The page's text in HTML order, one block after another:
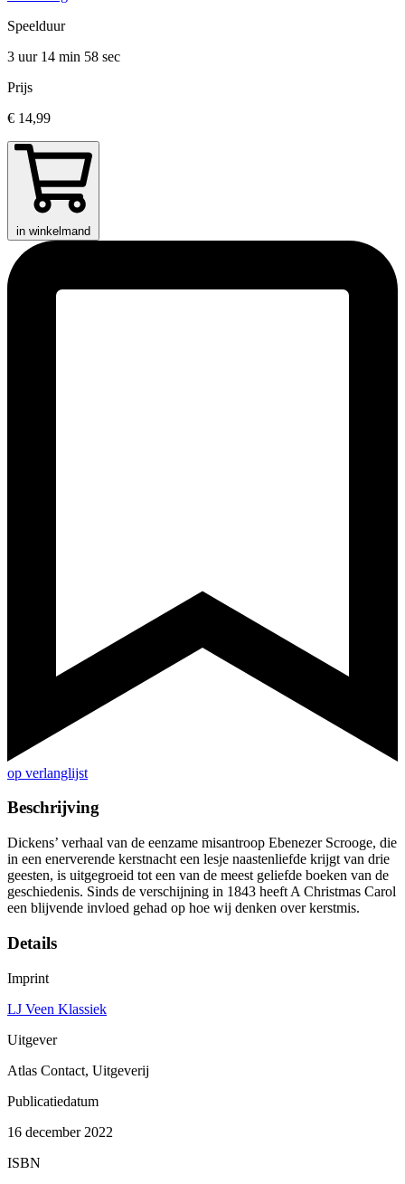
Speelduur
3 uur 14 min 58 sec
Prijs
€ 14,99
in winkelmand
op verlanglijst
Beschrijving
Dickens’ verhaal van de eenzame misantroop Ebenezer Scrooge, die
in een enerverende kerstnacht een lesje naastenliefde krijgt van drie
geesten, is uitgegroeid tot een van de meest geliefde boeken van de
geschiedenis. Sinds de verschijning in 1843 heeft A Christmas Carol
een blijvende invloed gehad op hoe wij denken over kerstmis.
Details
Imprint
LJ Veen Klassiek
Uitgever
Atlas Contact, Uitgeverij
Publicatiedatum
16 december 2022
ISBN